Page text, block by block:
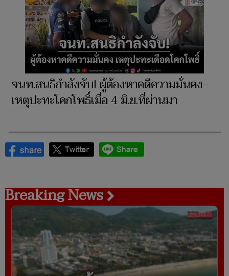
จนท.สนธิกำลังจับ! ผู้ต้องหาคดีความมั่นคง-
เหตุปะทะโคกโพธิ์เมื่อ 4 มิ.ย.ที่ผ่านมา
Breaking News